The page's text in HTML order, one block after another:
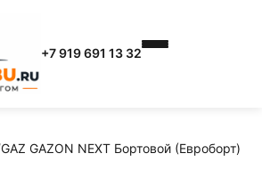
+7 919 691 13 32
GAZ GAZON NEXT Бортовой (Евроборт)